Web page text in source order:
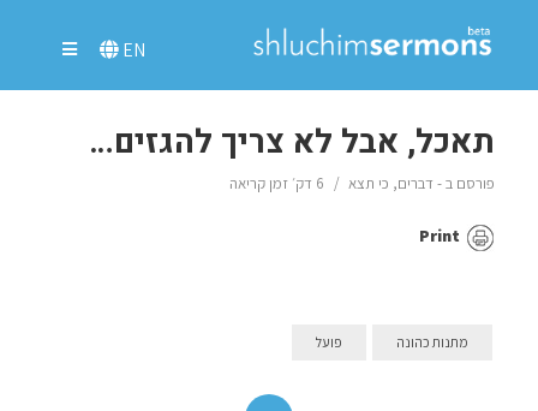
EN
תאכל, אבל לא צריך להגזים…
פורסם ב - דברים, כי תצא 6 דק׳ זמן קריאה
Print
מתנות כהונה פועל